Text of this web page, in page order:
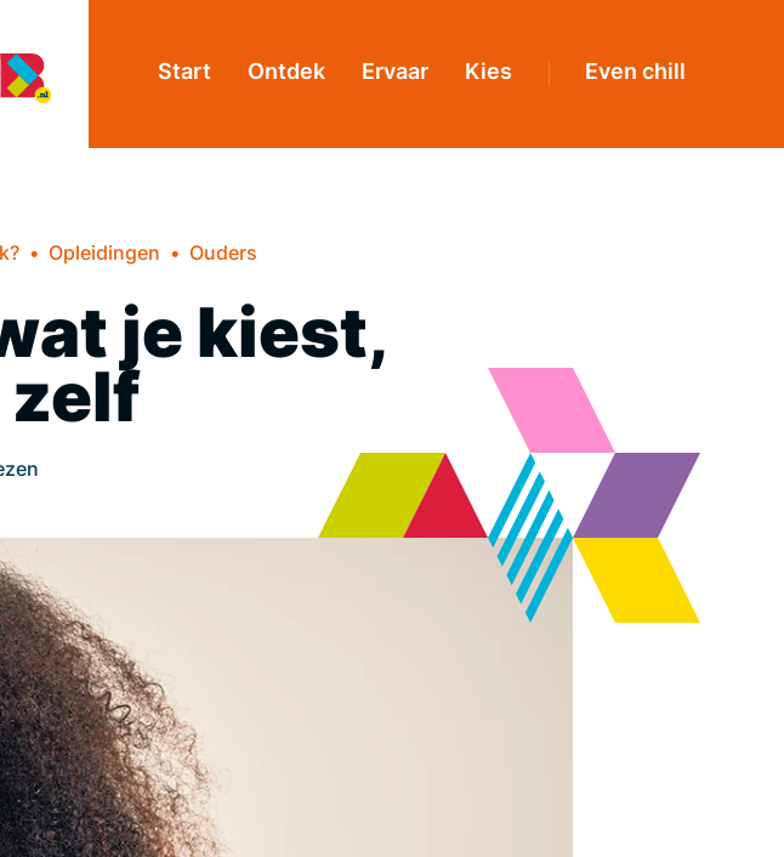
Start Ontdek Ervaar Kies Even chill
Opleidingen Ouders
je kiest,
zelf